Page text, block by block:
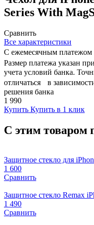
Series With
Сравнить
Все характеристики
С ежемесячным платежом
Размер платежа указан
учета условий банка.
отличаться в
решения банка
1 990
Купить Купить в 1 клик
С этим товаром
Защитное стекло для
1 600
Сравнить
Защитное стекло Remax
1 490
Сравнить